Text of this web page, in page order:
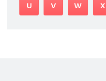
U V W X